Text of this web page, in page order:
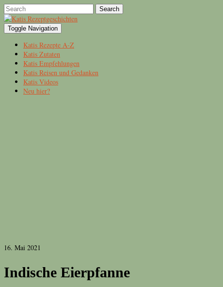
Search
Toggle Navigation
Katis Rezepte A-Z
Katis Zutaten
Katis Empfehlungen
Katis Reisen und Gedanken
Katis Videos
Neu hier?
16. Mai 2021
Indische Eierpfanne